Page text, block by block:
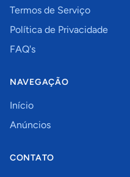
Termos de Serviço
Política de Privacidade
FAQ's
NAVEGAÇÃO
Início
Anúncios
CONTATO